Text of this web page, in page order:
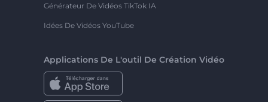
Générateur De Vidéos TikTok IA
Idées De Vidéos YouTube
Applications De L'outil De Création Vidéo